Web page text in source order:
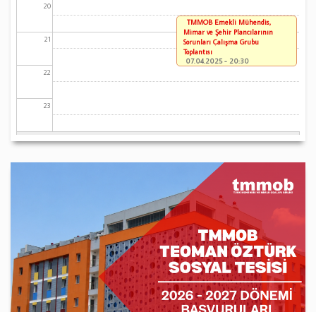
20
21
22
23
TMMOB Emekli Mühendis,
Mimar ve Şehir Plancılarının
Sorunları Çalışma Grubu
Toplantısı
07.04.2025 - 20:30